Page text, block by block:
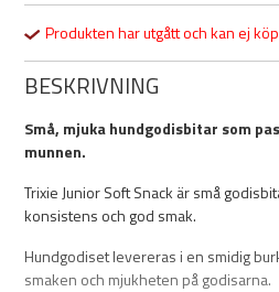
Produkten har utgått och kan ej
BESKRIVNING
Små, mjuka hundgodisbitar som
munnen.
Trixie Junior Soft Snack är små
konsistens och god smak.
Hundgodiset levereras i en smidig
smaken och mjukheten på godisarna.